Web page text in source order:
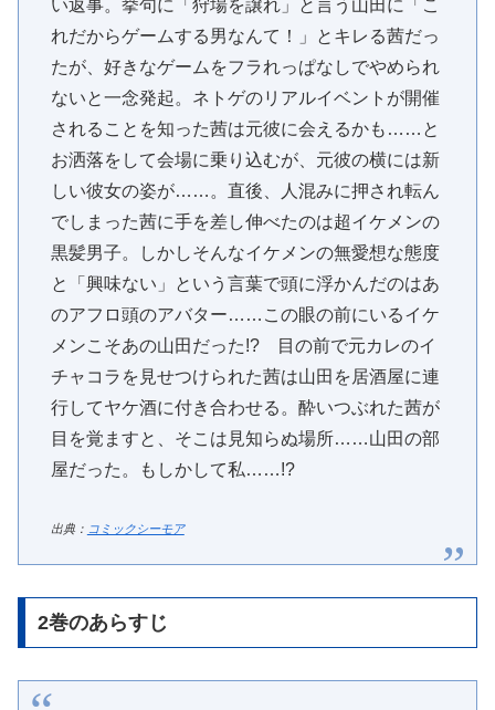
い返事。挙句に「狩場を譲れ」と言う山田に「こ
れだからゲームする男なんて！」とキレる茜だっ
たが、好きなゲームをフラれっぱなしでやめられ
ないと一念発起。ネトゲのリアルイベントが開催
されることを知った茜は元彼に会えるかも……と
お洒落をして会場に乗り込むが、元彼の横には新
しい彼女の姿が……。直後、人混みに押され転ん
でしまった茜に手を差し伸べたのは超イケメンの
黒髪男子。しかしそんなイケメンの無愛想な態度
と「興味ない」という言葉で頭に浮かんだのはあ
のアフロ頭のアバター……この眼の前にいるイケ
メンこそあの山田だった!? 目の前で元カレのイ
チャコラを見せつけられた茜は山田を居酒屋に連
行してヤケ酒に付き合わせる。酔いつぶれた茜が
目を覚ますと、そこは見知らぬ場所……山田の部
屋だった。もしかして私……!?
出典： コミックシーモア
2巻のあらすじ